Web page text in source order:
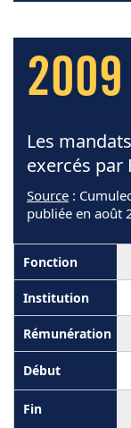
2009
Les
exercés par
Source :
publiée en août